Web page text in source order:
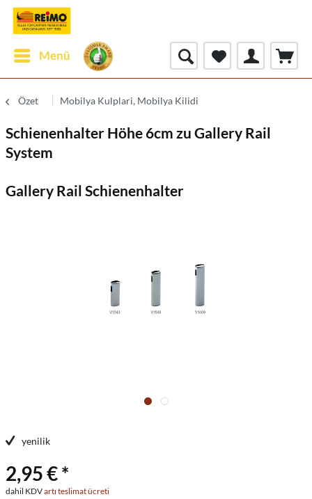
Menü
Özet Mobilya Kulplari, Mobilya Kilidi
Schienenhalter Höhe 6cm zu Gallery Rail
System
Gallery Rail Schienenhalter
yenilik
2,95 € *
dahil KDVartı teslimat ücreti